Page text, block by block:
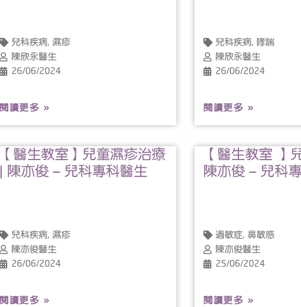
兒科疾病, 濕疹
陳欣永醫生
26/06/2024
閱讀更多 »
兒科疾病, 哮喘
陳欣永醫生
26/06/2024
閱讀更多 »
【醫生教室】兒童濕疹治療
| 陳亦俊 – 兒科專科醫生
兒科疾病, 濕疹
陳亦俊醫生
26/06/2024
閱讀更多 »
【醫生教室 】
陳亦俊 – 兒科
過敏症, 鼻敏感
陳亦俊醫生
25/06/2024
閱讀更多 »